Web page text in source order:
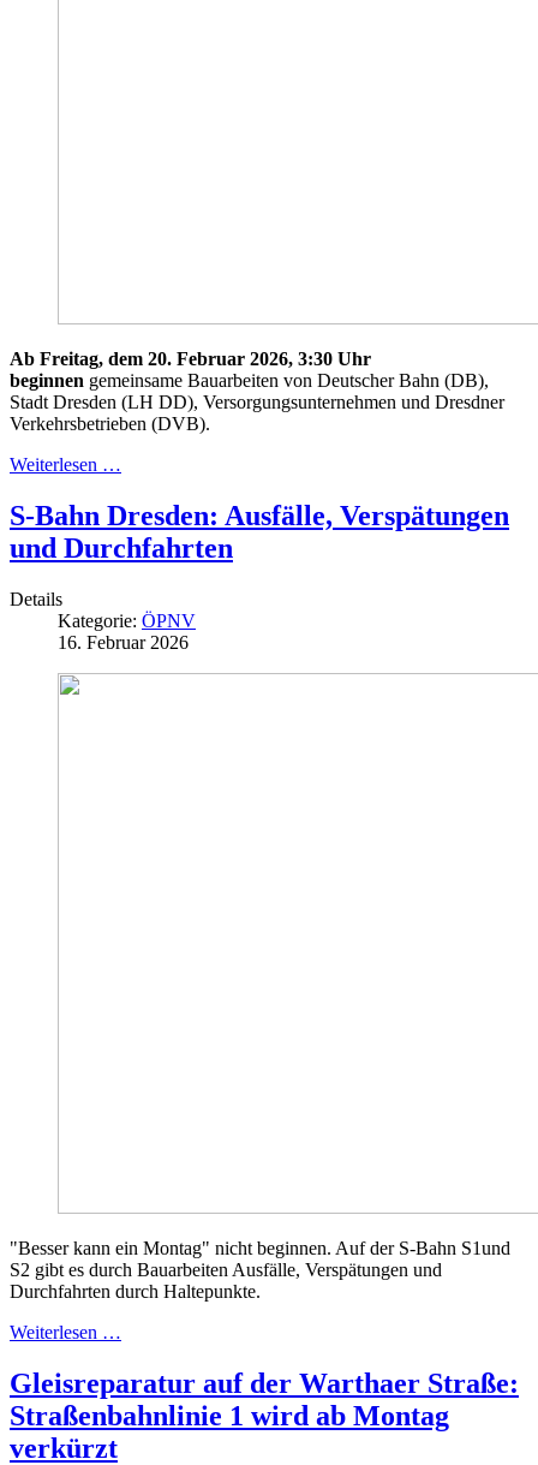
Ab Freitag, dem 20. Februar 2026, 3:30 Uhr
beginnen gemeinsame Bauarbeiten von Deutscher Bahn (DB),
Stadt Dresden (LH DD), Versorgungsunternehmen und Dresdner
Verkehrsbetrieben (DVB).
Weiterlesen …
S-Bahn Dresden: Ausfälle, Verspätungen
und Durchfahrten
Details
Kategorie: ÖPNV
16. Februar 2026
"Besser kann ein Montag" nicht beginnen. Auf der S-Bahn S1und
S2 gibt es durch Bauarbeiten Ausfälle, Verspätungen und
Durchfahrten durch Haltepunkte.
Weiterlesen …
Gleisreparatur auf der Warthaer Straße:
Straßenbahnlinie 1 wird ab Montag
verkürzt